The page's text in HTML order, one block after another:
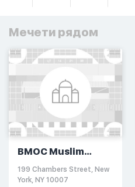
Мечети рядом
BMOC Muslim
Society
199 Chambers Street, New
York, NY 10007